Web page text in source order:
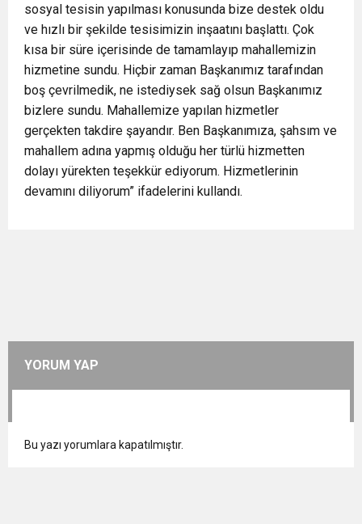
sosyal tesisin yapılması konusunda bize destek oldu
ve hızlı bir şekilde tesisimizin inşaatını başlattı. Çok
kısa bir süre içerisinde de tamamlayıp mahallemizin
hizmetine sundu. Hiçbir zaman Başkanımız tarafından
boş çevrilmedik, ne istediysek sağ olsun Başkanımız
bizlere sundu. Mahallemize yapılan hizmetler
gerçekten takdire şayandır. Ben Başkanımıza, şahsım ve
mahallem adına yapmış olduğu her türlü hizmetten
dolayı yürekten teşekkür ediyorum. Hizmetlerinin
devamını diliyorum” ifadelerini kullandı.
YORUM YAP
Bu yazı yorumlara kapatılmıştır.